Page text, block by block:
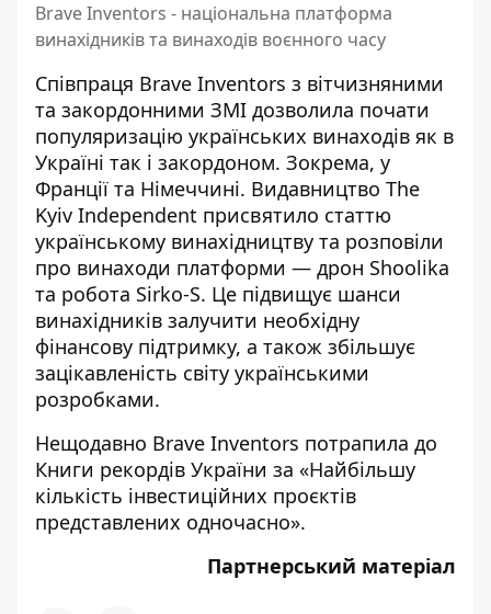
Brave Inventors - національна платформа
винахідників та винаходів воєнного часу
Співпраця Brave Inventors з вітчизняними
та закордонними ЗМІ дозволила почати
популяризацію українських винаходів як в
Україні так і закордоном. Зокрема, у
Франції та Німеччині. Видавництво The
Kyiv Independent присвятило статтю
українському винахідництву та розповіли
про винаходи платформи — дрон Shoolika
та робота Sirko-S. Це підвищує шанси
винахідників залучити необхідну
фінансову підтримку, а також збільшує
зацікавленість світу українськими
розробками.
Нещодавно Brave Inventors потрапила до
Книги рекордів України за «Найбільшу
кількість інвестиційних проєктів
представлених одночасно».
Партнерський матеріал